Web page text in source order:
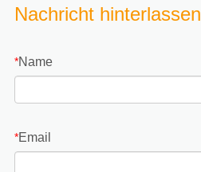
Nachricht hinterlassen
*Name
*Email